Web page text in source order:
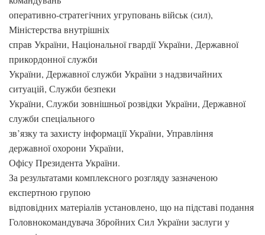
оперативно-стратегічних угруповань військ (сил),
Міністерства внутрішніх
справ України, Національної гвардії України, Державної
прикордонної служби
України, Державної служби України з надзвичайних
ситуацій, Служби безпеки
України, Служби зовнішньої розвідки України, Державної
служби спеціального
зв’язку та захисту інформації України, Управління
державної охорони України,
Офісу Президента України.
За результатами комплексного розгляду зазначеною
експертною групою
відповідних матеріалів установлено, що на підставі подання
Головнокомандувача Збройних Сил України заслуги у